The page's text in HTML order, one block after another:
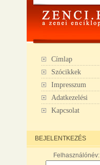
Címlap
Szócikkek
Impresszum
Adatkezelési
Kapcsolat
BEJELENTKEZÉS
Felhasználónév: